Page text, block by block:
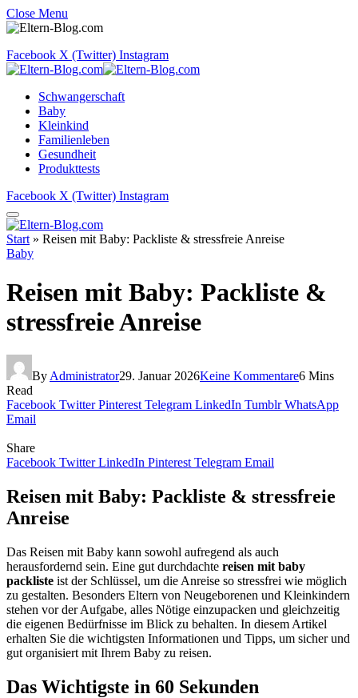
Close Menu
Facebook X (Twitter) Instagram
Schwangerschaft
Baby
Kleinkind
Familienleben
Gesundheit
Produkttests
Facebook X (Twitter) Instagram
Start » Reisen mit Baby: Packliste & stressfreie Anreise
Baby
Reisen mit Baby: Packliste &
stressfreie Anreise
By Administrator29. Januar 2026Keine Kommentare6 Mins
Read
Facebook Twitter Pinterest Telegram LinkedIn Tumblr WhatsApp
Email
Share
Facebook Twitter LinkedIn Pinterest Telegram Email
Reisen mit Baby: Packliste & stressfreie
Anreise
Das Reisen mit Baby kann sowohl aufregend als auch
herausfordernd sein. Eine gut durchdachte reisen mit baby
packliste ist der Schlüssel, um die Anreise so stressfrei wie möglich
zu gestalten. Besonders Eltern von Neugeborenen und Kleinkindern
stehen vor der Aufgabe, alles Nötige einzupacken und gleichzeitig
die eigenen Bedürfnisse im Blick zu behalten. In diesem Artikel
erhalten Sie die wichtigsten Informationen und Tipps, um sicher und
gut organisiert mit Ihrem Baby zu reisen.
Das Wichtigste in 60 Sekunden